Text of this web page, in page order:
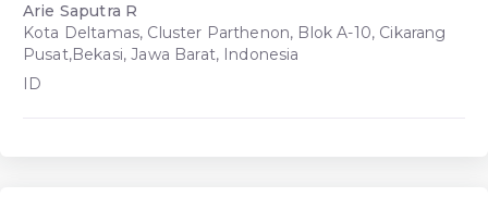
Arie Saputra R
Kota Deltamas, Cluster Parthenon, Blok A-10, Cikarang
Pusat,Bekasi, Jawa Barat, Indonesia
ID